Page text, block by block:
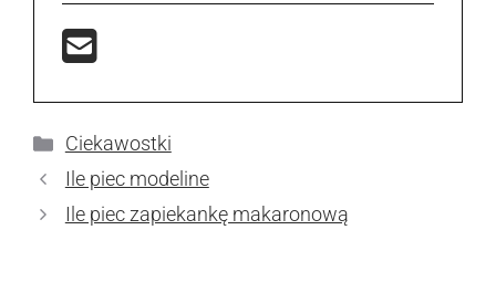
Kategorie
Ciekawostki
Ile piec modeline
Ile piec zapiekankę makaronową